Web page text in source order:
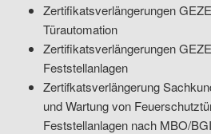
Zertifikatsverlängerungen
Türautomation
Zertifikatsverlängerungen
Feststellanlagen
Zertifkatsverlängerung
und Wartung von
Feststellanlagen nach MBO/